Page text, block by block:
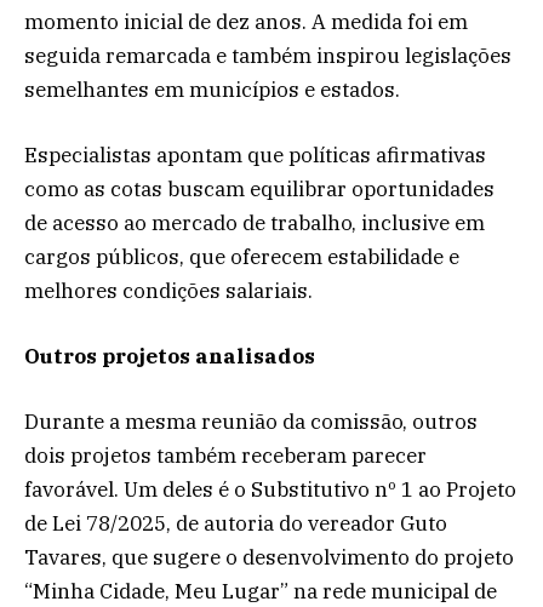
momento inicial de dez anos. A medida foi em
seguida remarcada e também inspirou legislações
semelhantes em municípios e estados.
Especialistas apontam que políticas afirmativas
como as cotas buscam equilibrar oportunidades
de acesso ao mercado de trabalho, inclusive em
cargos públicos, que oferecem estabilidade e
melhores condições salariais.
Outros projetos analisados
Durante a mesma reunião da comissão, outros
dois projetos também receberam parecer
favorável. Um deles é o Substitutivo nº 1 ao Projeto
de Lei 78/2025, de autoria do vereador Guto
Tavares, que sugere o desenvolvimento do projeto
“Minha Cidade, Meu Lugar” na rede municipal de